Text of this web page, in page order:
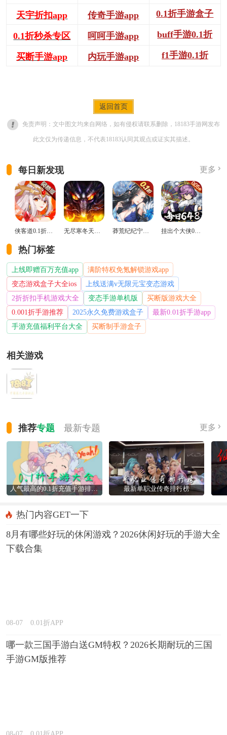
天宇折扣app 传奇手游app 0.1折手游盒子
0.1折秒杀专区 呵呵手游app buff手游0.1折
买断手游app 内玩手游app f1手游0.1折
返回首页
免责声明：文中图文均来自网络，如有侵权请联系删除，18183手游网发布
此文仅为传递信息，不代表18183认同其观点或证实其描述。
每日新发现 更多
侠客道0.1折变态版 无尽寒冬天蛇新春送礼版 莽荒纪纪宁传奇0.1折送无限连抽版 挂出个大侠0.05折免单福利版
热门标签
上线即赠百万充值app
满阶特权免氪解锁游戏app
变态游戏盒子大全ios
上线送满v无限元宝变态游戏
2折折扣手机游戏大全
变态手游单机版
买断版游戏大全
0.001折手游推荐
2025永久免费游戏盒子
最新0.01折手游app
手游充值福利平台大全
买断制手游盒子
相关游戏
推荐专题 最新专题 更多
人气最高的0.1折充值手游排行榜 最新单职业传奇排行榜
热门内容GET一下
8月有哪些好玩的休闲游戏？2026休闲好玩的手游大全
下载合集
08-07 0.01折APP
哪一款三国手游白送GM特权？2026长期耐玩的三国
手游GM版推荐
08-07 0.01折APP